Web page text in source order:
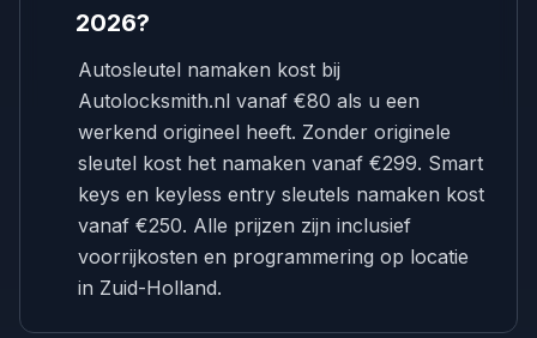
2026?
Autosleutel namaken kost bij
Autolocksmith.nl vanaf €80 als u een
werkend origineel heeft. Zonder originele
sleutel kost het namaken vanaf €299. Smart
keys en keyless entry sleutels namaken kost
vanaf €250. Alle prijzen zijn inclusief
voorrijkosten en programmering op locatie
in Zuid-Holland.